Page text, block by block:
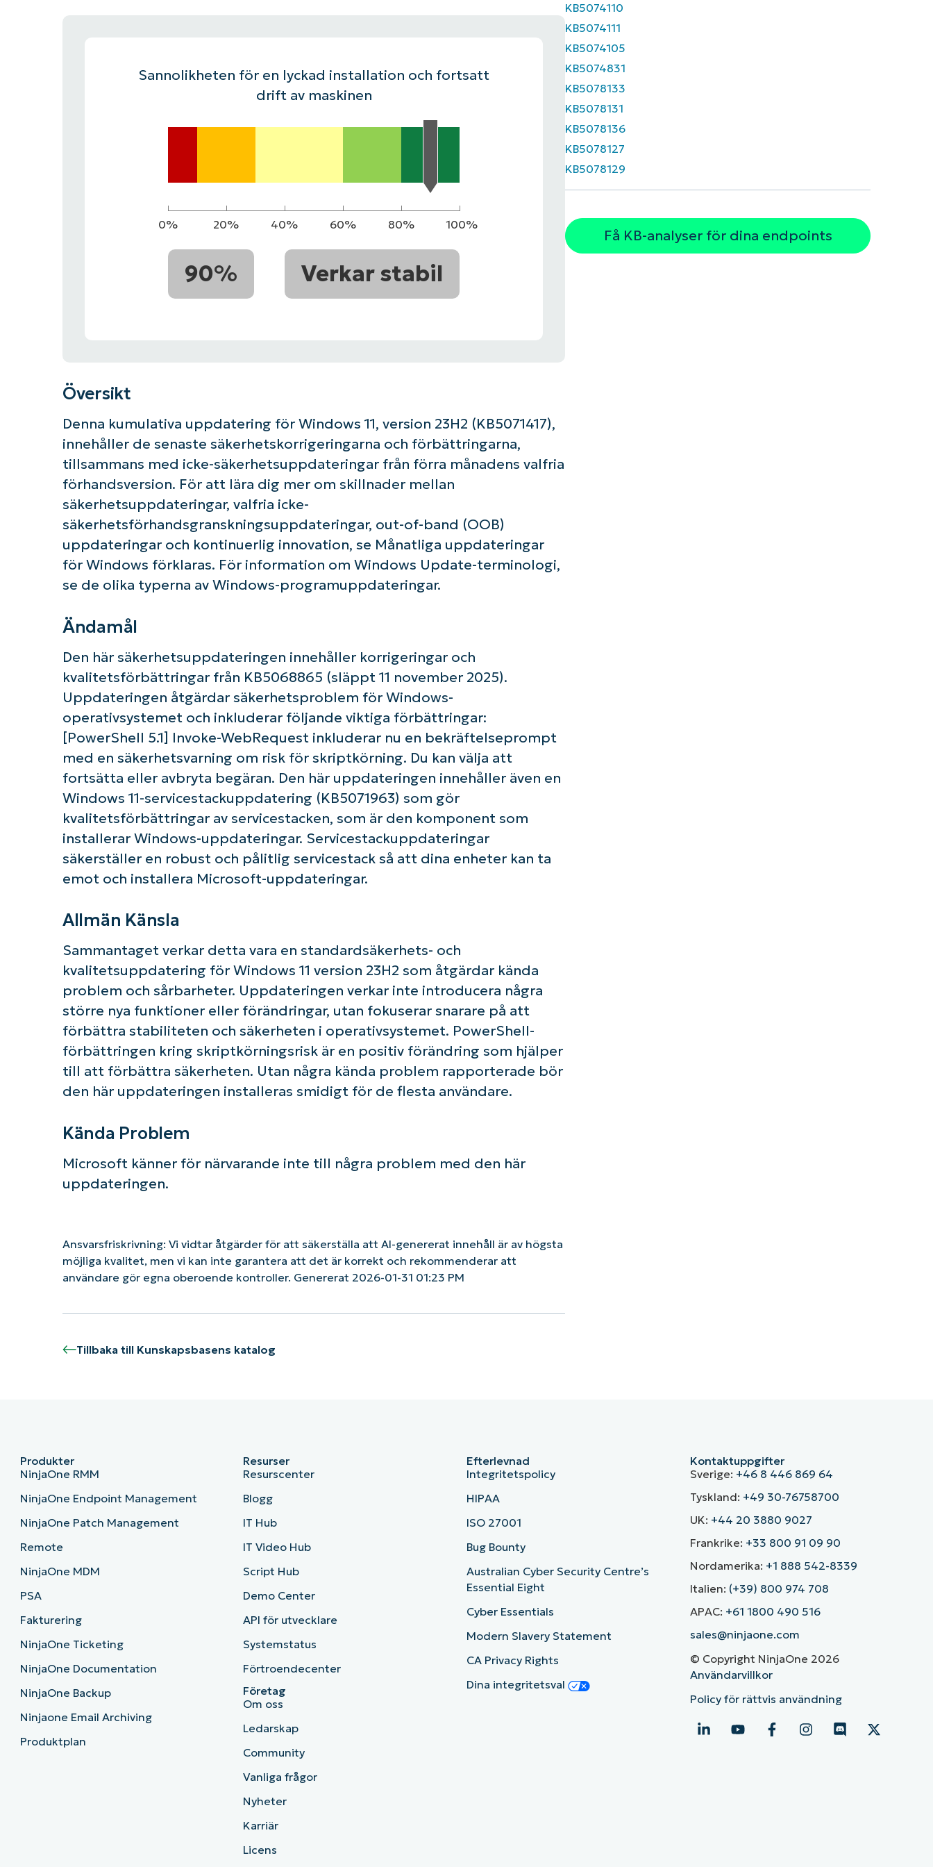
Sannolikheten för en lyckad installation och fortsatt
drift av maskinen
0% 20% 40% 60% 80% 100%
90% Verkar stabil
Översikt
Denna kumulativa uppdatering för Windows 11, version 23H2 (KB5071417),
innehåller de senaste säkerhetskorrigeringarna och förbättringarna,
tillsammans med icke-säkerhetsuppdateringar från förra månadens valfria
förhandsversion. För att lära dig mer om skillnader mellan
säkerhetsuppdateringar, valfria icke-
säkerhetsförhandsgranskningsuppdateringar, out-of-band (OOB)
uppdateringar och kontinuerlig innovation, se Månatliga uppdateringar
för Windows förklaras. För information om Windows Update-terminologi,
se de olika typerna av Windows-programuppdateringar.
Ändamål
Den här säkerhetsuppdateringen innehåller korrigeringar och
kvalitetsförbättringar från KB5068865 (släppt 11 november 2025).
Uppdateringen åtgärdar säkerhetsproblem för Windows-
operativsystemet och inkluderar följande viktiga förbättringar:
[PowerShell 5.1] Invoke-WebRequest inkluderar nu en bekräftelseprompt
med en säkerhetsvarning om risk för skriptkörning. Du kan välja att
fortsätta eller avbryta begäran. Den här uppdateringen innehåller även en
Windows 11-servicestackuppdatering (KB5071963) som gör
kvalitetsförbättringar av servicestacken, som är den komponent som
installerar Windows-uppdateringar. Servicestackuppdateringar
säkerställer en robust och pålitlig servicestack så att dina enheter kan ta
emot och installera Microsoft-uppdateringar.
Allmän Känsla
Sammantaget verkar detta vara en standardsäkerhets- och
kvalitetsuppdatering för Windows 11 version 23H2 som åtgärdar kända
problem och sårbarheter. Uppdateringen verkar inte introducera några
större nya funktioner eller förändringar, utan fokuserar snarare på att
förbättra stabiliteten och säkerheten i operativsystemet. PowerShell-
förbättringen kring skriptkörningsrisk är en positiv förändring som hjälper
till att förbättra säkerheten. Utan några kända problem rapporterade bör
den här uppdateringen installeras smidigt för de flesta användare.
Kända Problem
Microsoft känner för närvarande inte till några problem med den här
uppdateringen.
Ansvarsfriskrivning: Vi vidtar åtgärder för att säkerställa att AI-genererat innehåll är av högsta
möjliga kvalitet, men vi kan inte garantera att det är korrekt och rekommenderar att
användare gör egna oberoende kontroller. Genererat 2026-01-31 01:23 PM
Tillbaka till Kunskapsbasens katalog
KB5074110
KB5074111
KB5074105
KB5074831
KB5078133
KB5078131
KB5078136
KB5078127
KB5078129
Få KB-analyser för dina endpoints
Kom igång med NinjaOne AI-drivna KB-analyser!
First
and
last
name*
Business
email*
number*
Country
Produkter
NinjaOne RMM
NinjaOne Endpoint Management
NinjaOne Patch Management
Remote
NinjaOne MDM
PSA
Fakturering
NinjaOne Ticketing
NinjaOne Documentation
NinjaOne Backup
Ninjaone Email Archiving
Produktplan
Resurser
Resurscenter
Blogg
IT Hub
IT Video Hub
Script Hub
Demo Center
API för utvecklare
Systemstatus
Förtroendecenter
Företag
Om oss
Ledarskap
Community
Vanliga frågor
Nyheter
Karriär
Licens
Efterlevnad
Integritetspolicy
HIPAA
ISO 27001
Bug Bounty
Australian Cyber Security Centre’s
Essential Eight
Cyber Essentials
Modern Slavery Statement
CA Privacy Rights
Dina integritetsval
Kontaktuppgifter
Sverige: +46 8 446 869 64
Tyskland: +49 30-76758700
UK: +44 20 3880 9027
Frankrike: +33 800 91 09 90
Nordamerika: +1 888 542-8339
Italien: (+39) 800 974 708
APAC: +61 1800 490 516
sales@ninjaone.com
© Copyright NinjaOne 2026
Användarvillkor
Policy för rättvis användning